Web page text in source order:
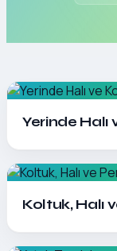
Yerinde Halı
Koltuk, Halı